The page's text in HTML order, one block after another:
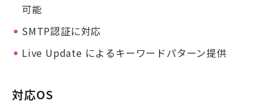
可能
SMTP認証に対応
Live Update によるキーワードパターン提供
対応OS